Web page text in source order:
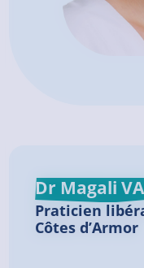
Dr Magali
Praticien
Côtes d’Armor